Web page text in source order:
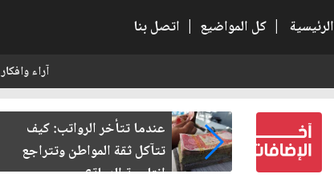
الرئيسية | كل المواضيع | اتصل بنا
آراء وافكار
حين
عندما تتأخر الرواتب: كيف
تتآكل ثقة المواطن وتتراجع